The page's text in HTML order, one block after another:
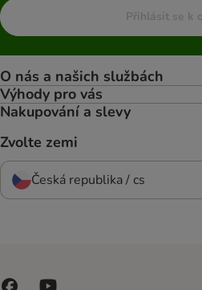
Přihlásit se k
O nás a našich službách
Výhody pro vás
Nakupování a slevy
Zvolte zemi
Česká republika / cs